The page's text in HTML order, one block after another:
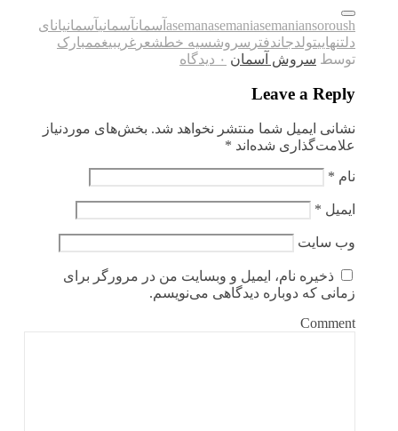
asemanasemaniasemaniansoroush آسمانآسمانیآسمانیانای
دلتنهاییتولدجاندفتر سروشسیه خطشعر غریبیغممبارک
توسط سروش آسمان ۰ دیدگاه
Leave a Reply
نشانی ایمیل شما منتشر نخواهد شد. بخش‌های موردنیاز
علامت‌گذاری شده‌اند *
نام *
ایمیل *
وب‌ سایت
ذخیره نام، ایمیل و وبسایت من در مرورگر برای
زمانی که دوباره دیدگاهی می‌نویسم.
Comment